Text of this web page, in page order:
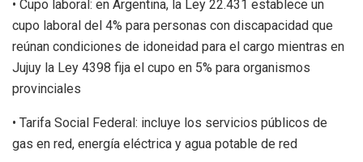
• Cupo laboral: en Argentina, la Ley 22.431 establece un
cupo laboral del 4% para personas con discapacidad que
reúnan condiciones de idoneidad para el cargo mientras en
Jujuy la Ley 4398 fija el cupo en 5% para organismos
provinciales
• Tarifa Social Federal: incluye los servicios públicos de
gas en red, energía eléctrica y agua potable de red